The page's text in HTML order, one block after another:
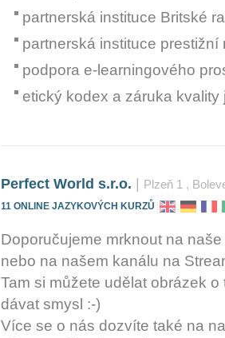
partnerská instituce Britské
partnerská instituce
podpora e-learningového
etický kodex a záruka
Perfect World s.r.o. Plzeň 1 ,
11 ONLINE JAZYKOVÝCH KURZŮ
Doporučujeme mrknout na
nebo na našem kanálu na
Tam si můžete udělat obrázek
dávat smysl :-)
Více se o nás dozvíte také na